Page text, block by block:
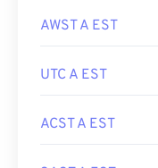
AWST A EST
UTC A EST
ACST A EST